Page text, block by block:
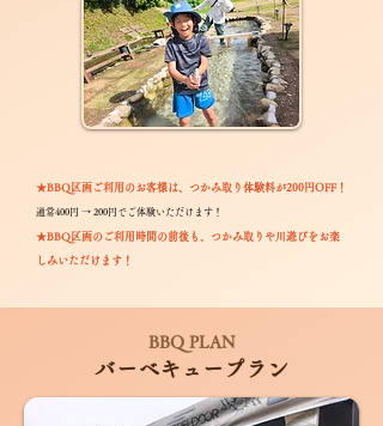
★BBQ区画ご利用のお客様は、つかみ取り体験料が200円OFF！
通常400円 → 200円でご体験いただけます！
★BBQ区画のご利用時間の前後も、つかみ取りや川遊びをお楽
しみいただけます！
BBQ PLAN
バーベキュープラン